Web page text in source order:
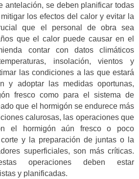
antelación, se deben planificar todas
los efectos del calor y evitar la
que el personal de obra sea
que el calor puede causar en el
contar con datos climáticos
insolación, vientos y
las condiciones a las que estará
y adoptar las medidas oportunas,
fresco como para el sistema de
que el hormigón se endurece más
calurosas, las operaciones que
el hormigón aún fresco o poco
y la preparación de juntas o la
superficiales, son más críticas.
operaciones deben estar
y planificadas.